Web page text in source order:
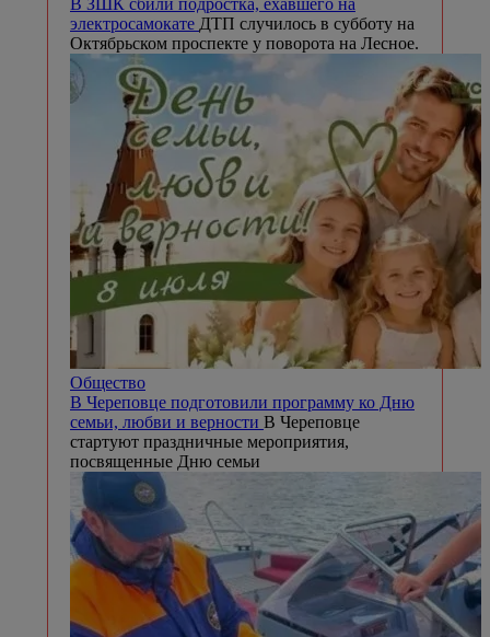
электросамокате ДТП случилось в субботу на
Октябрьском проспекте у поворота на Лесное.
Общество
В Череповце подготовили программу ко Дню
семьи, любви и верности В Череповце
стартуют праздничные мероприятия,
посвященные Дню семьи